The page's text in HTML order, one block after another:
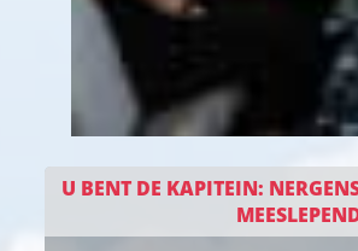
U BENT DE KAPITEIN: